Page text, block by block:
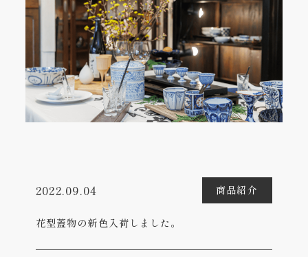
2022.09.04 商品紹介
花型蓋物の新色入荷しました。